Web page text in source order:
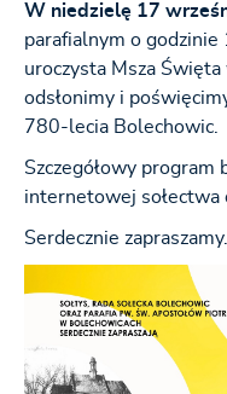
W niedzielę 17
parafialnym o
uroczysta Msza
odsłonimy i
780-lecia Bolechowic.
Szczegółowy program
internetowej sołectwa
Serdecznie zapraszamy.